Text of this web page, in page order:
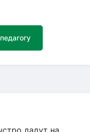
дадут на